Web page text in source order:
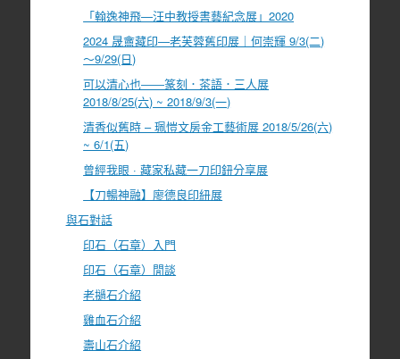
「翰逸神飛—汪中教授書藝紀念展」2020
2024 晟盦藏印—老芙蓉舊印展｜何崇輝 9/3(二)
～9/29(日)
可以清心也――篆刻．茶語．三人展
2018/8/25(六) ~ 2018/9/3(一)
清香似舊時 – 珮愷文房金工藝術展 2018/5/26(六)
~ 6/1(五)
曾經我眼 · 藏家私藏一刀印鈕分享展
【刀暢神融】廖德良印紐展
與石對話
印石（石章）入門
印石（石章）閒談
老撾石介紹
雞血石介紹
壽山石介紹